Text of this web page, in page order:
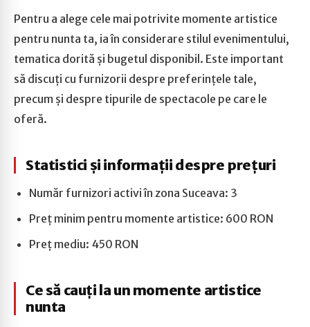
Pentru a alege cele mai potrivite momente artistice
pentru nunta ta, ia în considerare stilul evenimentului,
tematica dorită și bugetul disponibil. Este important
să discuți cu furnizorii despre preferințele tale,
precum și despre tipurile de spectacole pe care le
oferă.
Statistici și informații despre prețuri
Număr furnizori activi în zona Suceava: 3
Preț minim pentru momente artistice: 600 RON
Preț mediu: 450 RON
Ce să cauți la un momente artistice
nunta